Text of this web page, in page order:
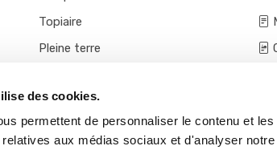
des cookies.
permettent de personnaliser le contenu et
aux médias sociaux et d'analyser
Topiaire
Pleine terre
Vivaces
Outils et accessoires